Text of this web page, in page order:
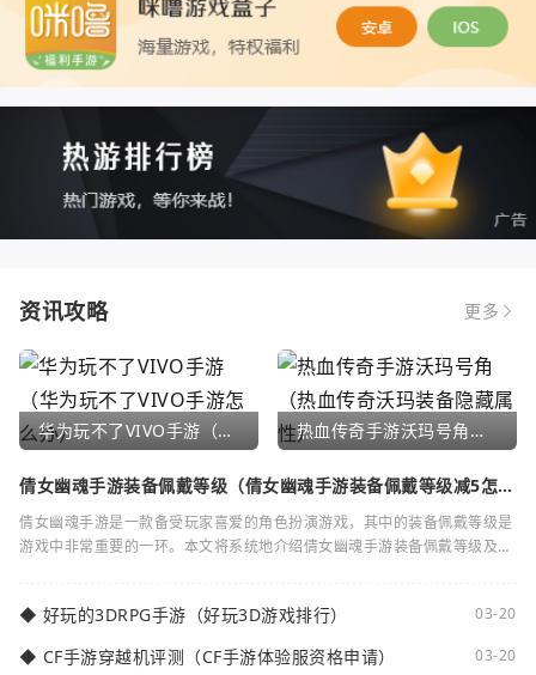
资讯攻略 更多
华为玩不了VIVO手游（华为玩不了VIVO手游怎么办） 热血传奇手游沃玛号角（热血传奇沃玛装备隐藏属性）
倩女幽魂手游装备佩戴等级（倩女幽魂手游装备佩戴等级减5怎么
倩女幽魂手游是一款备受玩家喜爱的角色扮演游戏，其中的装备佩戴等级是
游戏中非常重要的一环。本文将系统地介绍倩女幽魂手游装备佩戴等级及其
◆ 好玩的3DRPG手游（好玩3D游戏排行） 03-20
◆ CF手游穿越机评测（CF手游体验服资格申请） 03-20